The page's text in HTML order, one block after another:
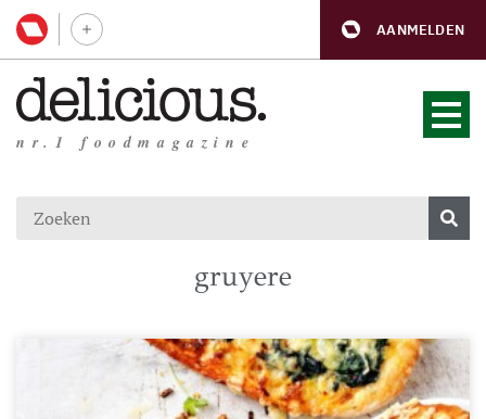
AANMELDEN
nr.1 foodmagazine
gruyere